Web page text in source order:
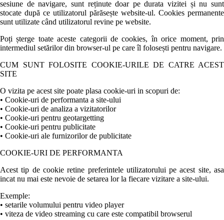
sesiune de navigare, sunt reținute doar pe durata vizitei și nu sunt
stocate după ce utilizatorul părăsește website-ul. Cookies permanente
sunt utilizate când utilizatorul revine pe website.
Poți șterge toate aceste categorii de cookies, în orice moment, prin
intermediul setărilor din browser-ul pe care îl folosești pentru navigare.
CUM SUNT FOLOSITE COOKIE-URILE DE CATRE ACEST
SITE
O vizita pe acest site poate plasa cookie-uri in scopuri de:
• Cookie-uri de performanta a site-ului
• Cookie-uri de analiza a vizitatorilor
• Cookie-uri pentru geotargetting
• Cookie-uri pentru publicitate
• Cookie-uri ale furnizorilor de publicitate
COOKIE-URI DE PERFORMANTA
Acest tip de cookie retine preferintele utilizatorului pe acest site, asa
incat nu mai este nevoie de setarea lor la fiecare vizitare a site-ului.
Exemple:
• setarile volumului pentru video player
• viteza de video streaming cu care este compatibil browserul